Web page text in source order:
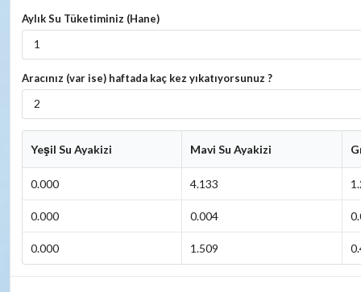
Aylık Su Tüketiminiz (Hane)
Aracınız (var ise) haftada kaç kez yıkatıyorsunuz ?
Yeşil Su Ayakizi Mavi Su Ayakizi
0.000 4.133
0.000 0.004
0.000 1.509